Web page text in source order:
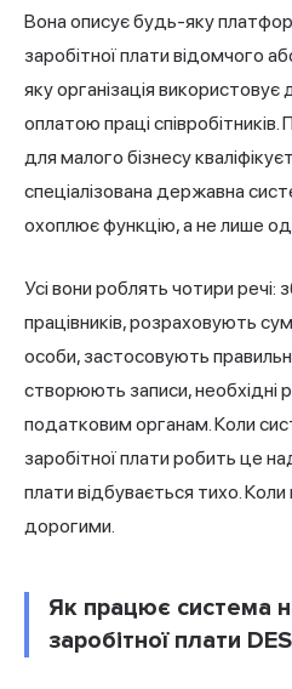
Вона описує будь-яку
заробітної плати відомчого
яку організація використовує
оплатою праці
для малого бізнесу
спеціалізована державна
охоплює функцію, а не лише
Усі вони роблять чотири речі:
працівників, розраховують
особи, застосовують
створюють записи, необхідні
податковим органам. Коли
заробітної плати робить це
плати відбувається тихо.
дорогими.
Як працює система
заробітної плати DES